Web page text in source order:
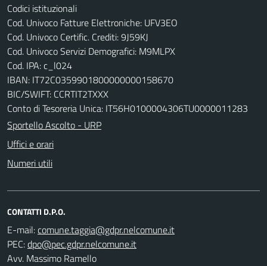
Codici istituzionali
Cod. Univoco Fatture Elettroniche: UFV3EO
Cod. Univoco Certific. Crediti: 9J59KJ
Cod. Univoco Servizi Demografici: M9MLPX
Cod. IPA: c_l024
IBAN: IT72C0359901800000000158670
BIC/SWIFT: CCRTIT2TXXX
Conto di Tesoreria Unica: IT56H0100004306TU0000011283
Sportello Ascolto - URP
Uffici e orari
Numeri utili
CONTATTI D.P.O.
E-mail:
PEC:
Avv. Massimo Ramello